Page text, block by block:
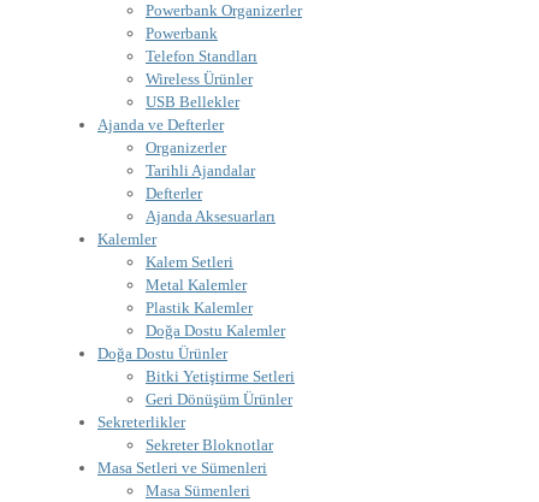
Powerbank Organizerler
Powerbank
Telefon Standları
Wireless Ürünler
USB Bellekler
Ajanda ve Defterler
Organizerler
Tarihli Ajandalar
Defterler
Ajanda Aksesuarları
Kalemler
Kalem Setleri
Metal Kalemler
Plastik Kalemler
Doğa Dostu Kalemler
Doğa Dostu Ürünler
Bitki Yetiştirme Setleri
Geri Dönüşüm Ürünler
Sekreterlikler
Sekreter Bloknotlar
Masa Setleri ve Sümenleri
Masa Sümenleri